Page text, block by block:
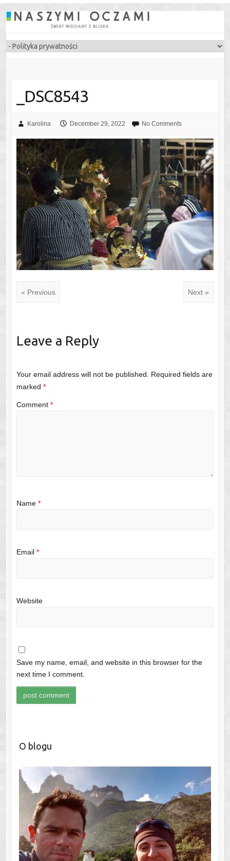
_DSC8543
Karolina December 29, 2022 No Comments
« Previous Next »
Leave a Reply
Your email address will not be published.
Required fields are
marked *
Comment *
Name *
Email *
Website
Save my name, email, and website in this browser for the
next time I comment.
O blogu